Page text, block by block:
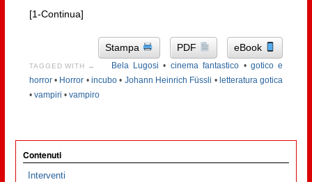
[1-Continua]
Stampa PDF eBook
TAGGED WITH → Bela Lugosi • cinema fantastico • gotico e
horror• Horror •incubo • Johann Heinrich Füssli • letteratura gotica
• vampiri • vampiro
Contenuti
Interventi